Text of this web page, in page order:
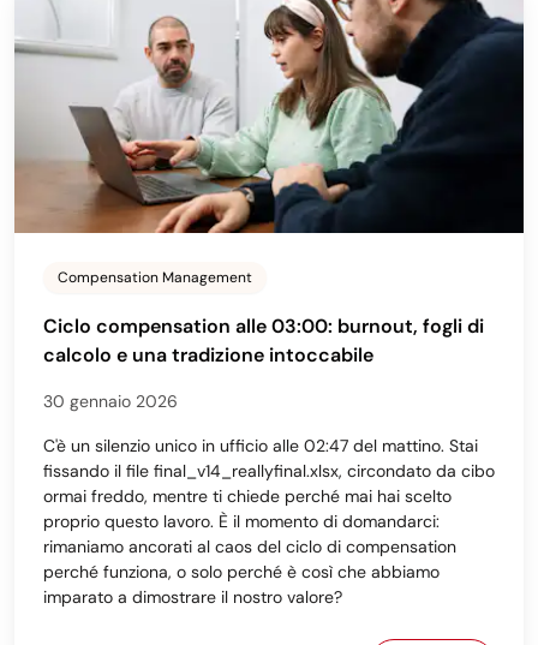
Compensation Management
Ciclo compensation alle 03:00: burnout, fogli di
calcolo e una tradizione intoccabile
30 gennaio 2026
C'è un silenzio unico in ufficio alle 02:47 del mattino. Stai
fissando il file final_v14_reallyfinal.xlsx, circondato da cibo
ormai freddo, mentre ti chiede perché mai hai scelto
proprio questo lavoro. È il momento di domandarci:
rimaniamo ancorati al caos del ciclo di compensation
perché funziona, o solo perché è così che abbiamo
imparato a dimostrare il nostro valore?